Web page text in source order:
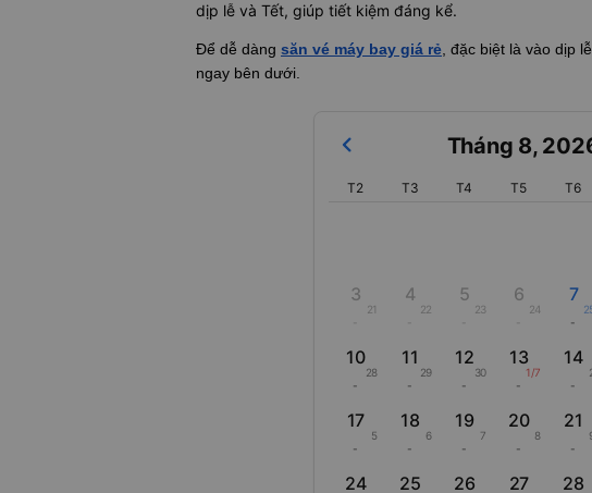
dịp lễ và Tết, giúp tiết kiệm đáng kể.
Để dễ dàng săn vé máy bay giá rẻ , đặc biệt là vào dịp
ngay bên dưới.
Tháng 8,
T2 T3 T4 T5 T6
3
21
4
22
5
23
6
24
7
-
10
28
-
11
29
-
12
30
-
13
1/7
-
14
-
17
5
-
18
6
-
19
7
-
20
8
-
21
-
24 25 26 27 28